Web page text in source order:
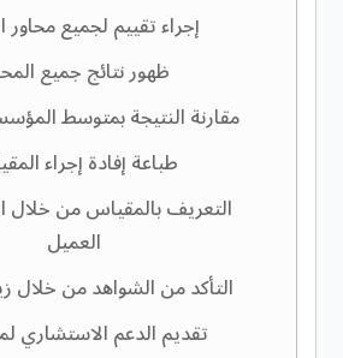
إجراء تقييم لجميع
ظهور نتائج جميع
مقارنة النتيجة بمتوسط
طباعة إفادة إجراء
التعريف بالمقياس من خلال
العميل
التأكد من الشواهد من خلال
تقديم الدعم الاستشاري